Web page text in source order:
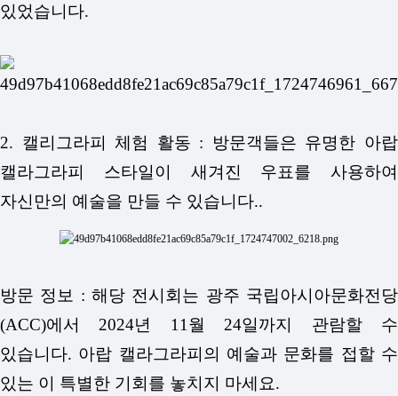
있었습니다.
2. 캘리그라피 체험 활동 : 방문객들은 유명한 아랍
캘라그라피 스타일이 새겨진 우표를 사용하여
자신만의 예술을 만들 수 있습니다..
방문 정보 : 해당 전시회는 광주 국립아시아문화전당
(ACC)에서 2024년 11월 24일까지 관람할 수
있습니다. 아랍 캘라그라피의 예술과 문화를 접할 수
있는 이 특별한 기회를 놓치지 마세요.